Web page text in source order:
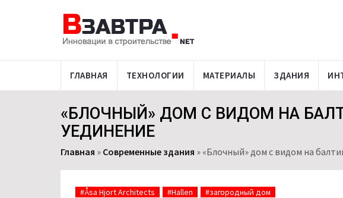
ГЛАВНАЯ ТЕХНОЛОГИИ МАТЕРИАЛЫ ЗДАНИЯ
«БЛОЧНЫЙ» ДОМ С ВИДОМ НА
УЕДИНЕНИЕ
Главная » Современные здания » «Блочный» дом с видом на
#Åsa Hjort Architects #Hallen #загородный дом